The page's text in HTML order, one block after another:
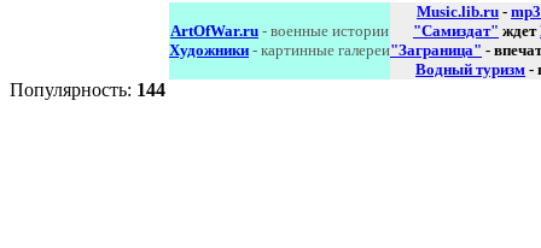
ArtOfWar.ru - военные истории
Художники - картинные галереи
Music.lib.ru - mp3
"Самиздат" ждет
"Заграница" -
Водный туризм -
Популярность: 144